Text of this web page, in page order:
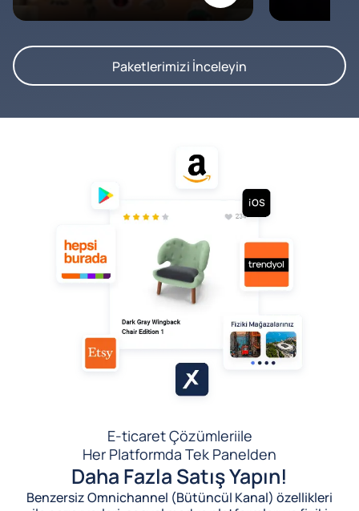
Paketlerimizi İnceleyin
E-ticaret Çözümleriile
Her Platformda Tek Panelden
Daha Fazla Satış Yapın!
Benzersiz Omnichannel (Bütüncül Kanal) özellikleri